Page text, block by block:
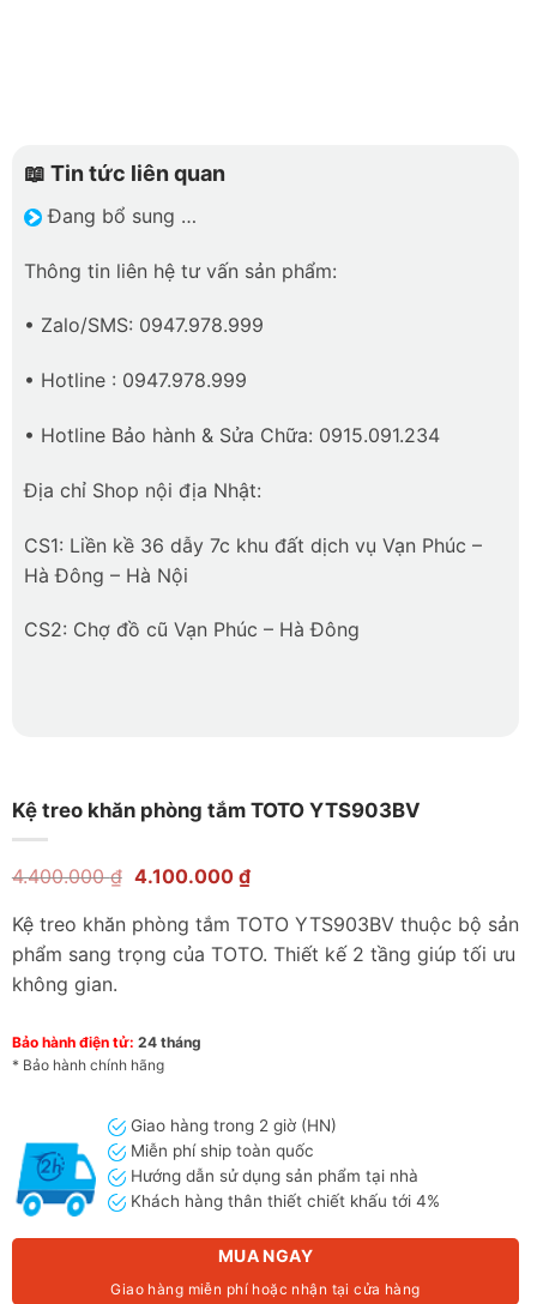
📖 Tin tức liên quan
Đang bổ sung …
Thông tin liên hệ tư vấn sản phẩm:
• Zalo/SMS: 0947.978.999
• Hotline : 0947.978.999
• Hotline Bảo hành & Sửa Chữa: 0915.091.234
Địa chỉ Shop nội địa Nhật:
CS1: Liền kề 36 dẫy 7c khu đất dịch vụ Vạn Phúc –
Hà Đông – Hà Nội
CS2: Chợ đồ cũ Vạn Phúc – Hà Đông
Kệ treo khăn phòng tắm TOTO YTS903BV
4.400.000₫ Giá
là:
4.400.000 ₫.
4.100.000 ₫Giá
hiện
tại
là:
4.100.000 ₫.
Kệ treo khăn phòng tắm TOTO YTS903BV thuộc bộ sản
phẩm sang trọng của TOTO. Thiết kế 2 tầng giúp tối ưu
không gian.
Bảo hành điện tử: 24 tháng
* Bảo hành chính hãng
Giao hàng trong 2 giờ (HN)
Miễn phí ship toàn quốc
Hướng dẫn sử dụng sản phẩm tại nhà
Khách hàng thân thiết chiết khấu tới 4%
MUA NGAY
Giao hàng miễn phí hoặc nhận tại cửa hàng